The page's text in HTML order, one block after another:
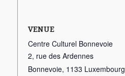
VENUE
Centre Culturel Bonnevoie
2, rue des Ardennes
Bonnevoie, 1133 Luxembourg